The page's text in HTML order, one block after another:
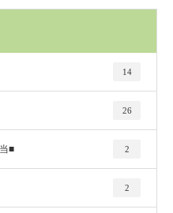
14
26
■ 2
2